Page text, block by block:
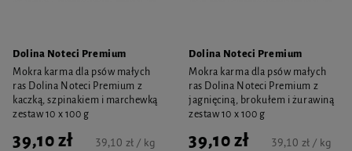
Dolina Noteci Premium
Mokra karma dla psów małych
ras Dolina Noteci Premium z
kaczką, szpinakiem i marchewką
zestaw 10 x 100 g
39,10 zł 39,10 zł / kg
Dolina Noteci Premium
Mokra karma dla psów małych
ras Dolina Noteci Premium z
jagnięciną, brokułem i żurawiną
zestaw 10 x 100 g
39,10 zł 39,10 zł / kg